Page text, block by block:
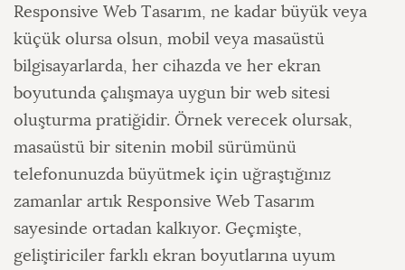
Responsive Web Tasarım, ne kadar büyük veya
küçük olursa olsun, mobil veya masaüstü
bilgisayarlarda, her cihazda ve her ekran
boyutunda çalışmaya uygun bir web sitesi
oluşturma pratiğidir. Örnek verecek olursak,
masaüstü bir sitenin mobil sürümünü
telefonunuzda büyütmek için uğraştığınız
zamanlar artık Responsive Web Tasarım
sayesinde ortadan kalkıyor. Geçmişte,
geliştiriciler farklı ekran boyutlarına uyum